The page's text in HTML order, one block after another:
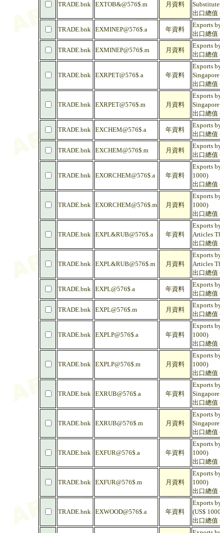
TRADE.bnk EXTOB&@576$.m 月資料
出口總值
TRADE.bnk EXMINEP@576$.a 年資料
Exports
出口總值
TRADE.bnk EXMINEP@576$.m 月資料
Exports
出口總值
TRADE.bnk EXRPET@576$.a 年資料
Exports
出口總值
TRADE.bnk EXRPET@576$.m 月資料
Exports
出口總值
TRADE.bnk EXCHEM@576$.a 年資料
Exports
出口總值
TRADE.bnk EXCHEM@576$.m 月資料
Exports
出口總值
TRADE.bnk EXORCHEM@576$.a 年資料
Exports
1000)
出口總值
TRADE.bnk EXORCHEM@576$.m 月資料
Exports
1000)
出口總值
TRADE.bnk EXPL&RUB@576$.a 年資料
Exports
Articles
出口總值
TRADE.bnk EXPL&RUB@576$.m 月資料
Exports
Articles
出口總值
TRADE.bnk EXPL@576$.a 年資料
Exports
出口總值
TRADE.bnk EXPL@576$.m 月資料
Exports
出口總值
TRADE.bnk EXPLP@576$.a 年資料
Exports
1000)
出口總值
TRADE.bnk EXPLP@576$.m 月資料
Exports
1000)
出口總值
TRADE.bnk EXRUB@576$.a 年資料
Exports
出口總值
TRADE.bnk EXRUB@576$.m 月資料
Exports
出口總值
TRADE.bnk EXFUR@576$.a 年資料
Exports
1000)
出口總值
TRADE.bnk EXFUR@576$.m 月資料
Exports
1000)
出口總值
TRADE.bnk EXWOOD@576$.a 年資料
Exports
(US$
出口總值